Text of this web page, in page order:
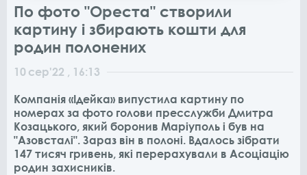
По фото "Ореста" створили
картину і збирають кошти для
родин полонених
10 сер'22 , 16:13
Компанія «Ідейка» випустила картину по
номерах за фото голови пресслужби Дмитра
Козацького, який боронив Маріуполь і був на
"Азовсталі". Зараз він в полоні. Вдалось зібрати
147 тисяч гривень, які перерахували в Асоціацію
родин захисників.